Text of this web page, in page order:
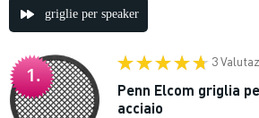
griglie per speaker
1.
3
Penn Elcom griglia
acciaio